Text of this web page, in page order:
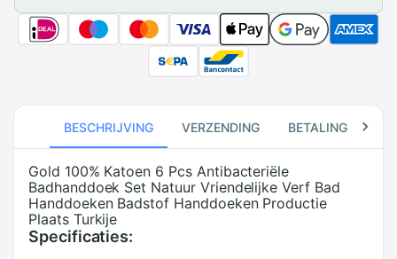
BESCHRIJVING VERZENDING BETALING
Gold 100% Katoen 6 Pcs Antibacteriële
Badhanddoek Set Natuur Vriendelijke Verf Bad
Handdoeken Badstof Handdoeken Productie
Plaats Turkije
Specificaties: